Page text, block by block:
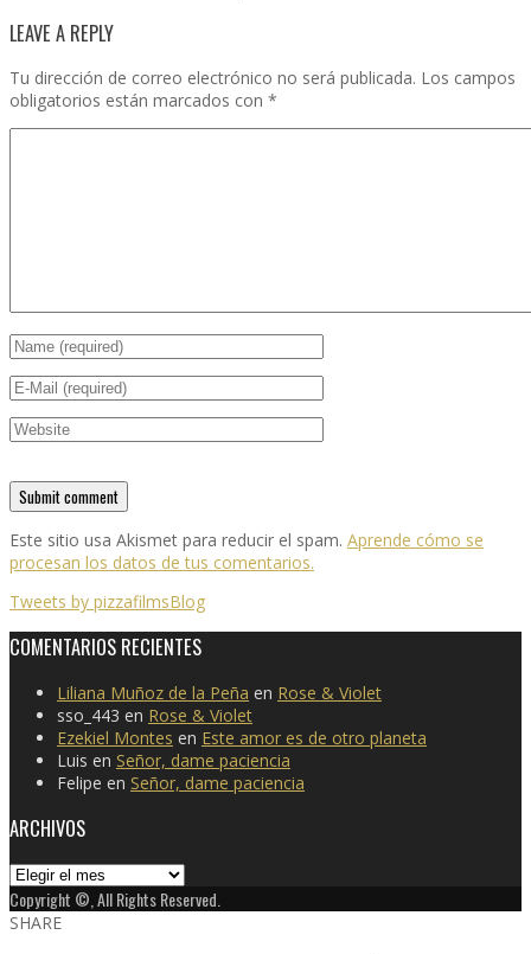
LEAVE A REPLY
Tu dirección de correo electrónico no será publicada. Los campos
obligatorios están marcados con *
Este sitio usa Akismet para reducir el spam. Aprende cómo se
procesan los datos de tus comentarios.
Tweets by pizzafilmsBlog
COMENTARIOS RECIENTES
Liliana Muñoz de la Peña en Rose & Violet
sso_443 en Rose & Violet
Ezekiel Montes en Este amor es de otro planeta
Luis en Señor, dame paciencia
Felipe en Señor, dame paciencia
ARCHIVOS
Archivos
Copyright ©, All Rights Reserved.
SHARE